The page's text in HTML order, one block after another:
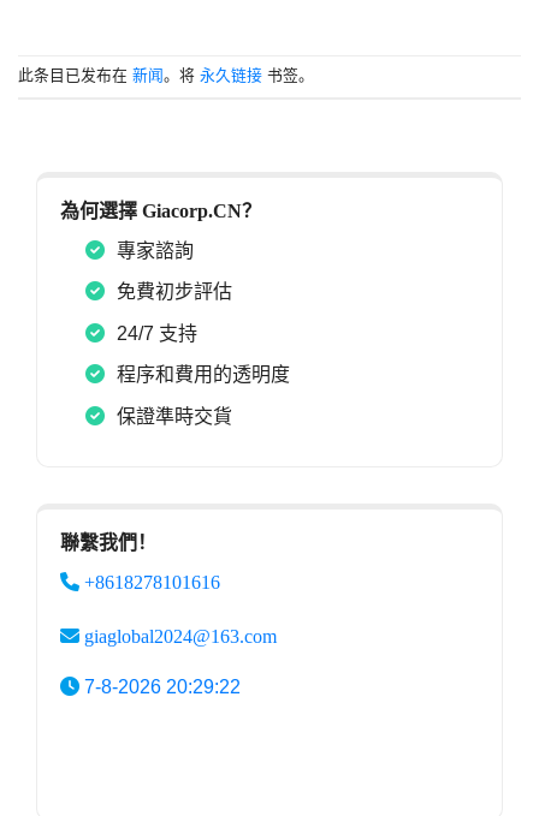
此条目已发布在 新闻。将 永久链接 书签。
為何選擇 Giacorp.CN？
專家諮詢
免費初步評估
24/7 支持
程序和費用的透明度
保證準時交貨
聯繫我們！
+8618278101616
giaglobal2024@163.com
7-8-2026 20:29:22